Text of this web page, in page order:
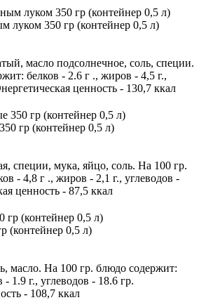
луком 350 гр (контейнер 0,5 л)
масло подсолнечное, соль, специи.
белков - 2.6 г ., жиров - 4,5 г.,
ценность - 130,7 ккал
гр (контейнер 0,5 л)
специи, мука, яйцо, соль. На 100 гр.
- 4,8 г ., жиров - 2,1 г., углеводов -
ценность - 87,5 ккал
(контейнер 0,5 л)
масло. На 100 гр. блюдо содержит:
1.9 г., углеводов - 18.6 гр.
- 108,7 ккал